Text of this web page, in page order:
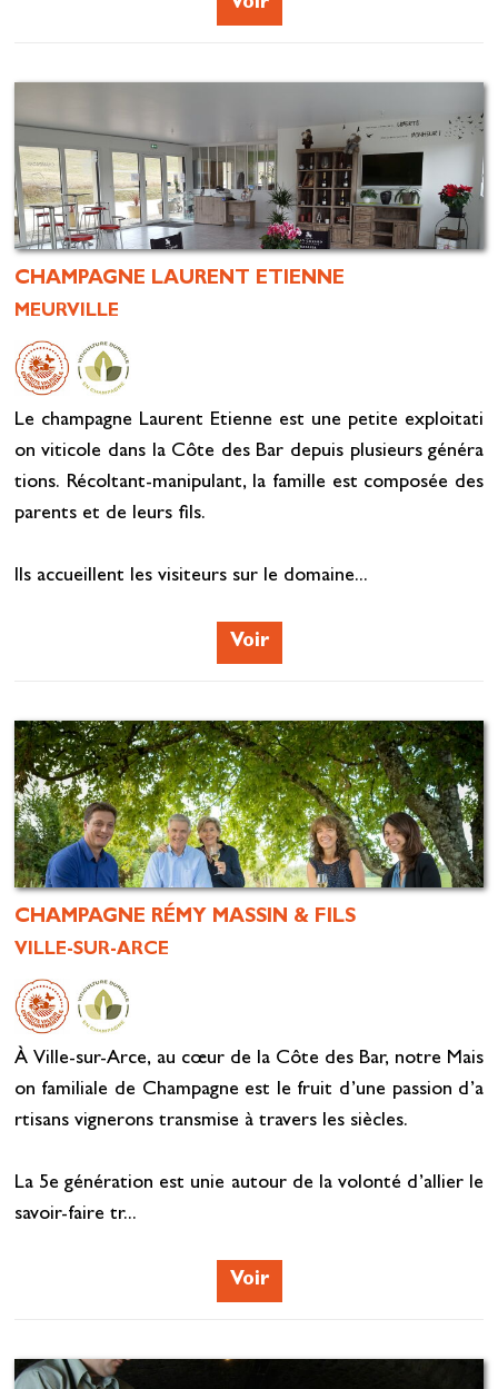
CHAMPAGNE LAURENT ETIENNE
MEURVILLE
Le champagne Laurent Etienne est une petite exploitati
on viticole dans la Côte des Bar depuis plusieurs généra
tions. Récoltant-manipulant, la famille est composée des
parents et de leurs fils.
Ils accueillent les visiteurs sur le domaine...
Voir
CHAMPAGNE RÉMY MASSIN & FILS
VILLE-SUR-ARCE
À Ville-sur-Arce, au cœur de la Côte des Bar, notre Mais
on familiale de Champagne est le fruit d’une passion d’a
rtisans vignerons transmise à travers les siècles.
La 5e génération est unie autour de la volonté d’allier le
savoir-faire tr...
Voir